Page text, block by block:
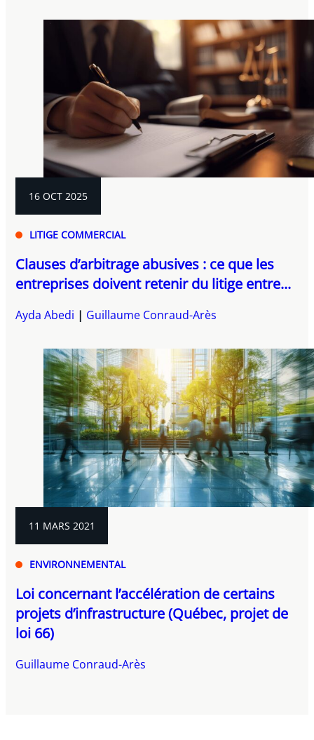
16 OCT 2025
LITIGE COMMERCIAL
Clauses d’arbitrage abusives : ce que les
entreprises doivent retenir du litige entre...
Ayda Abedi Guillaume Conraud-Arès
11 MARS 2021
ENVIRONNEMENTAL
Loi concernant l’accélération de certains
projets d’infrastructure (Québec, projet de
loi 66)
Guillaume Conraud-Arès